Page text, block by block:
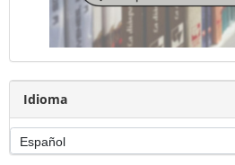
Idioma